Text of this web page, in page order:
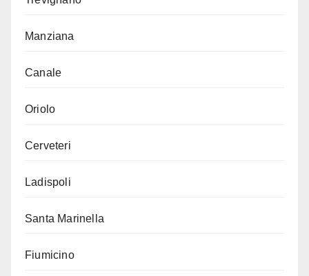
Manziana
Canale
Oriolo
Cerveteri
Ladispoli
Santa Marinella
Fiumicino